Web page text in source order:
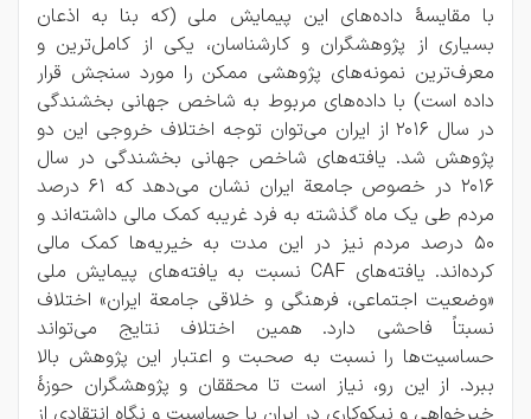
با مقایسۀ داده‌های این پیمایش ملی (که بنا به اذعان
بسیاری از پژوهشگران و کارشناسان، یکی از کامل‌ترین و
معرف‌ترین نمونه‌های پژوهشی ممکن را مورد سنجش قرار
داده است) با داده‌های مربوط به شاخص جهانی بخشندگی
در سال 2016 از ایران می‌توان توجه اختلاف خروجی این دو
پژوهش شد. یافته‌های شاخص جهانی بخشندگی در سال
2016 در خصوص جامعة ایران نشان می‌دهد که 61 درصد
مردم طی یک ماه گذشته به فرد غریبه کمک مالی داشته‌اند و
50 درصد مردم نیز در این مدت به خیریه‌ها کمک مالی
کرده‌اند. یافته‌های CAF نسبت به یافته‌های پیمایش ملی
«وضعیت اجتماعی، فرهنگی و خلاقی جامعة ایران» اختلاف
نسبتاً فاحشی دارد. همین اختلاف نتایج می‌تواند
حساسیت‌ها را نسبت به صحبت و اعتبار این پژوهش بالا
ببرد. از این رو، نیاز است تا محققان و پژوهشگران حوزۀ